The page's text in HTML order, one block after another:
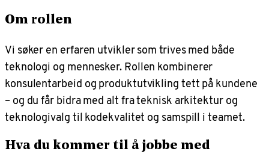
Om rollen
Vi søker en erfaren utvikler som trives med både
teknologi og mennesker. Rollen kombinerer
konsulentarbeid og produktutvikling tett på kundene
– og du får bidra med alt fra teknisk arkitektur og
teknologivalg til kodekvalitet og samspill i teamet.
Hva du kommer til å jobbe med